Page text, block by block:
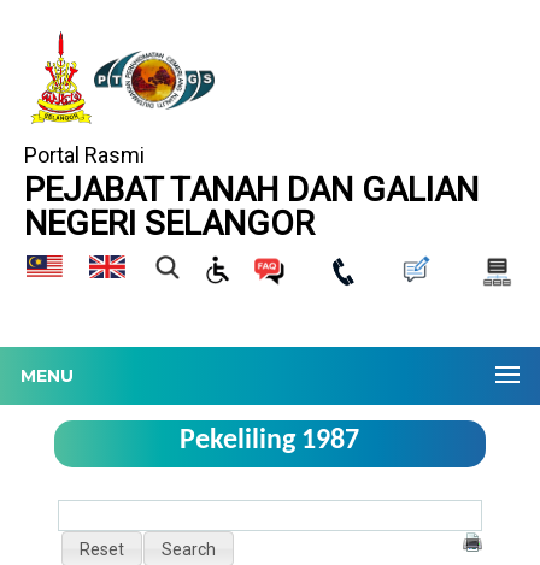
Portal Rasmi
PEJABAT TANAH DAN GALIAN
NEGERI SELANGOR
MENU
Pekeliling 1987